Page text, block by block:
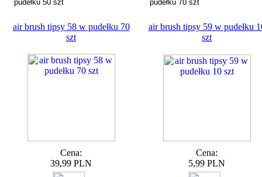
air brush tipsy 58 w pudełku 70
szt
Cena:
39,99 PLN
air brush tipsy 59 w pudełku
szt
Cena:
5,99 PLN